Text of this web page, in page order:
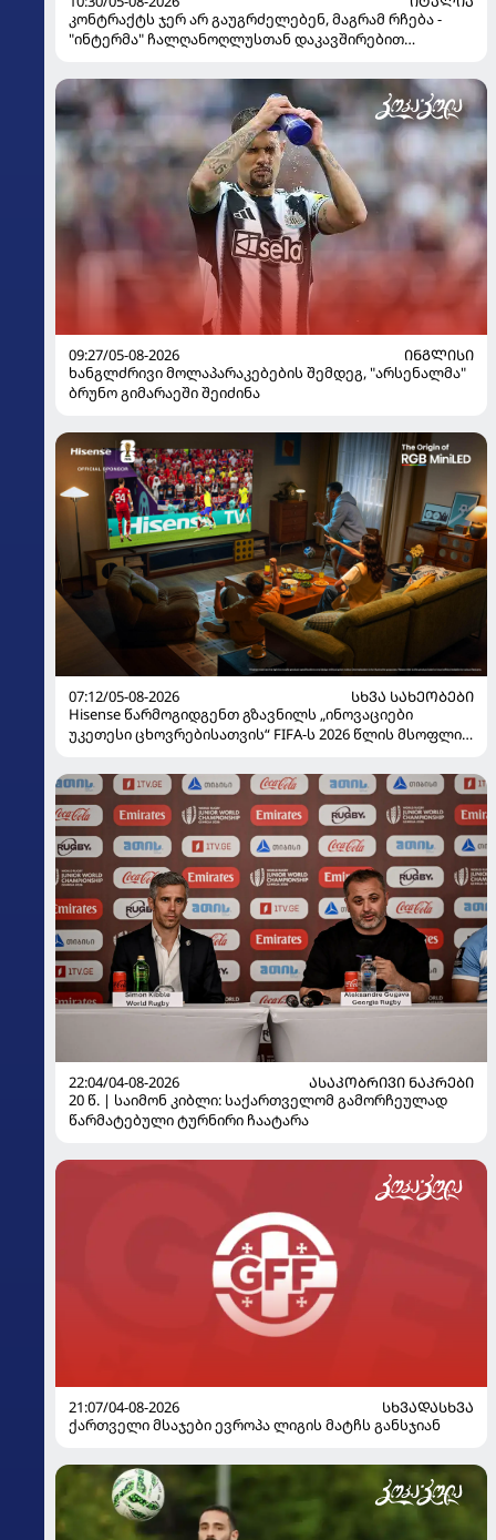
კონტრაქტს ჯერ არ გაუგრძელებენ, მაგრამ რჩება -
"ინტერმა" ჩალღანოღლუსთან დაკავშირებით
09:27/05-08-2026
ᲘᲜᲒᲚᲘᲡᲘ
ხანგლძრივი მოლაპარაკებების შემდეგ, "არსენალმა"
ბრუნო გიმარაეში შეიძინა
07:12/05-08-2026
ᲡᲮᲕᲐ ᲡᲐᲮᲔᲝᲑᲔᲑᲘ
Hisense წარმოგიდგენთ გზავნილს „ინოვაციები
უკეთესი ცხოვრებისათვის“ FIFA-ს 2026 წლის მსოფლიო
22:04/04-08-2026
ᲐᲡᲐᲙᲝᲑᲠᲘᲕᲘ ᲜᲐᲙᲠᲔᲑᲘ
20 წ. | საიმონ კიბლი: საქართველომ გამორჩეულად
წარმატებული ტურნირი ჩაატარა
21:07/04-08-2026
ᲡᲮᲕᲐᲓᲐᲡᲮᲕᲐ
ქართველი მსაჯები ევროპა ლიგის მატჩს განსჯიან